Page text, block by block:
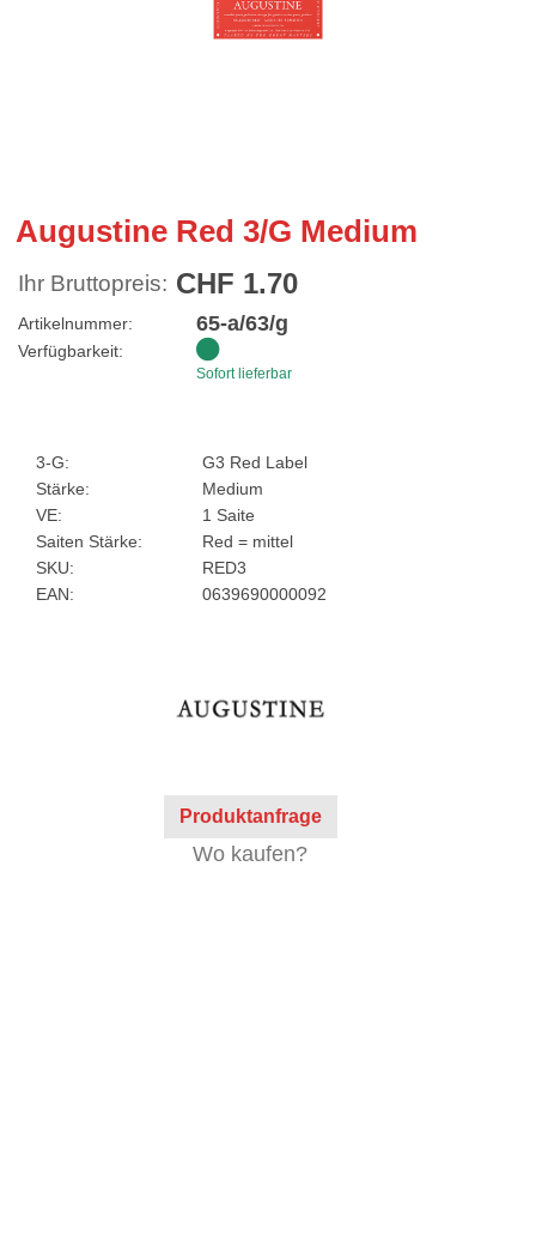
Augustine Red 3/G Medium
Ihr Bruttopreis: CHF 1.70
Artikelnummer: 65-a/63/g
Verfügbarkeit:
Sofort lieferbar
3-G:
G3 Red Label
Stärke:
Medium
VE:
1 Saite
Saiten Stärke:
Red = mittel
SKU:
RED3
EAN:
0639690000092
Produktanfrage
Wo kaufen?